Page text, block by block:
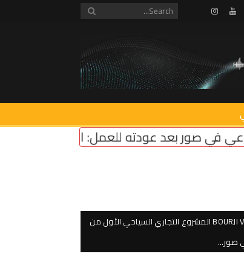
Twitter
Youtube
Instagram
للعمل: المناطق التجريبية مزحة
BOURJI VILLAGE المشروع التجاري السياحي الأول من
صور…